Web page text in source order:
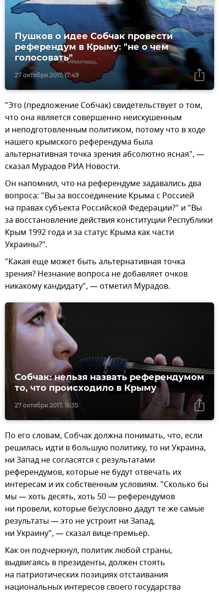
27 октября 2017, 17:49
Пушков о идее Собчак провести
референдум в Крыму: "не о чем
голосовать"
"Это (предложение Собчак) свидетельствует о том,
что она является совершенно неискушенным
и неподготовленным политиком, потому что в ходе
нашего крымского референдума была
альтернативная точка зрения абсолютно ясная", —
сказал Мурадов РИА Новости.
Он напомнил, что на референдуме задавались два
вопроса: "Вы за воссоединение Крыма с Россией
на правах субъекта Российской Федерации?" и "Вы
за восстановление действия конституции Республики
Крым 1992 года и за статус Крыма как части
Украины?".
"Какая еще может быть альтернативная точка
зрения? Незнание вопроса не добавляет очков
никакому кандидату", — отметил Мурадов.
27 октября 2017, 16:35
Собчак: нельзя назвать референдумом
то, что происходило в Крыму
По его словам, Собчак должна понимать, что, если
решилась идти в большую политику, то ни Украина,
ни Запад не согласятся с результатами
референдумов, которые не будут отвечать их
интересам и их собственным условиям. "Сколько бы
мы — хоть десять, хоть 50 — референдумов
ни провели, которые безусловно дадут те же самые
результаты — это не устроит ни Запад,
ни Украину", — сказал вице-премьер.
Как он подчеркнул, политик любой страны,
выдвигаясь в президенты, должен стоять
на патриотических позициях отстаивания
национальных интересов своего государства